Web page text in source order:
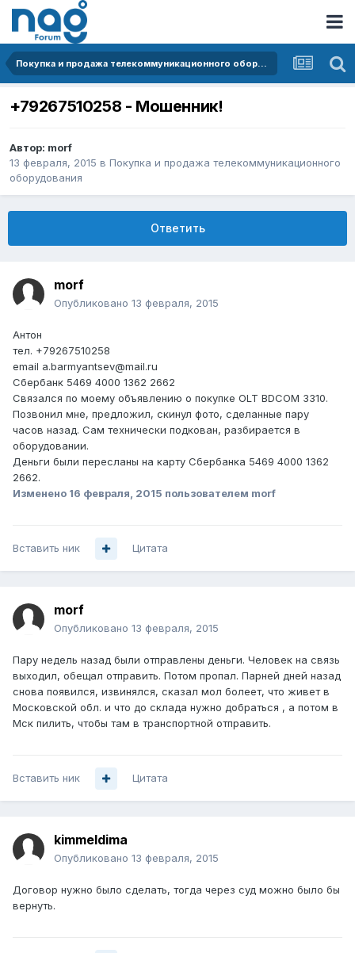
Покупка и продажа телекоммуникационного оборудования
+79267510258 - Мошенник!
Автор: morf
13 февраля, 2015 в Покупка и продажа телекоммуникационного
оборудования
Ответить
morf
Опубликовано 13 февраля, 2015
Антон
тел. +79267510258
email a.barmyantsev@mail.ru
Сбербанк 5469 4000 1362 2662
Связался по моему объявлению о покупке OLT BDCOM 3310.
Позвонил мне, предложил, скинул фото, сделанные пару
часов назад. Сам технически подкован, разбирается в
оборудовании.
Деньги были пересланы на карту Сбербанка 5469 4000 1362
2662.
Изменено 16 февраля, 2015 пользователем morf
Вставить ник Цитата
morf
Опубликовано 13 февраля, 2015
Пару недель назад были отправлены деньги. Человек на связь
выходил, обещал отправить. Потом пропал. Парней дней назад
снова появился, извинялся, сказал мол болеет, что живет в
Московской обл. и что до склада нужно добраться , а потом в
Мск пилить, чтобы там в транспортной отправить.
Вставить ник Цитата
kimmeldima
Опубликовано 13 февраля, 2015
Договор нужно было сделать, тогда через суд можно было бы
вернуть.